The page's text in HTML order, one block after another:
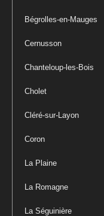
Bégrolles-en-Mauges
Cernusson
Chanteloup-les-Bois
Cholet
Cléré-sur-Layon
Coron
La Plaine
La Romagne
La Séguinière